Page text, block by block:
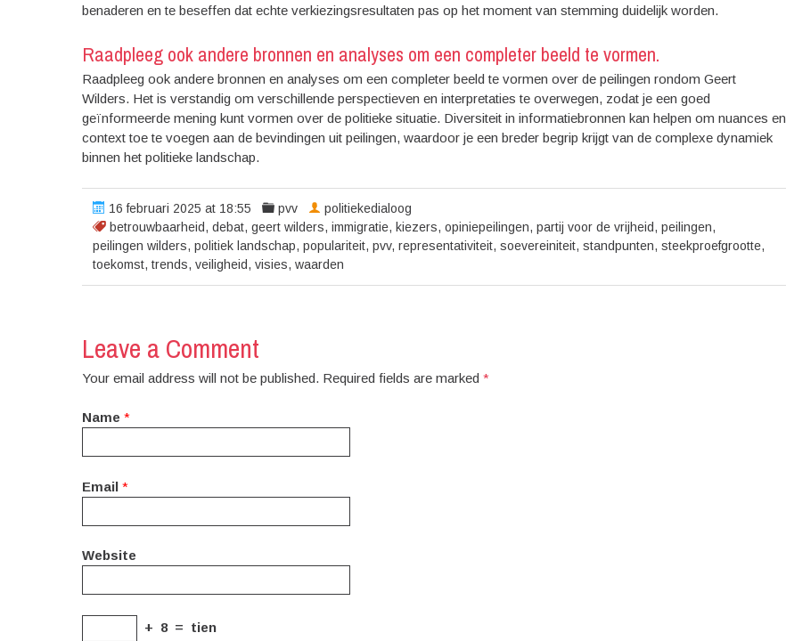
benaderen en te beseffen dat echte verkiezingsresultaten pas op het moment van stemming duidelijk worden.
Raadpleeg ook andere bronnen en analyses om een completer beeld te vormen.
Raadpleeg ook andere bronnen en analyses om een completer beeld te vormen over de peilingen rondom Geert
Wilders. Het is verstandig om verschillende perspectieven en interpretaties te overwegen, zodat je een goed
geïnformeerde mening kunt vormen over de politieke situatie. Diversiteit in informatiebronnen kan helpen om nuances en
context toe te voegen aan de bevindingen uit peilingen, waardoor je een breder begrip krijgt van de complexe dynamiek
binnen het politieke landschap.
16 februari 2025 at 18:55
pvv
betrouwbaarheid, debat, geert wilders, immigratie, kiezers, opiniepeilingen, partij voor de vrijheid, peilingen,
peilingen wilders, politiek landschap, populariteit, pvv, representativiteit, soevereiniteit, standpunten, steekproefgrootte,
toekomst, trends, veiligheid, visies, waarden
politiekedialoog
Leave a Comment
Your email address will not be published. Required fields are marked *
Name *
Email *
Website
+ 8 = tien